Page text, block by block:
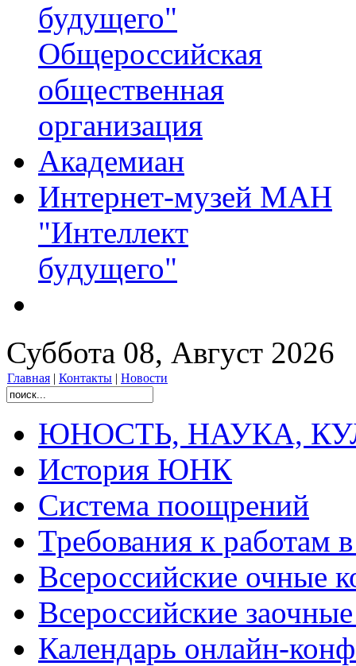
будущего"
Общероссийская
общественная
организация
Академиан
Интернет-музей МАН
"Интеллект
будущего"
Суббота 08, Август 2026
Главная | Контакты | Новости
ЮНОСТЬ, НАУКА,
История ЮНК
Система поощрений
Требования к работам
Всероссийские очные
Всероссийские
Календарь онлайн-